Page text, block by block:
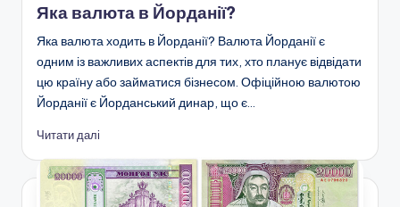
Яка валюта в Йорданії?
Яка валюта ходить в Йорданії? Валюта Йорданії є
одним із важливих аспектів для тих, хто планує відвідати
цю країну або займатися бізнесом. Офіційною валютою
Йорданії є Йорданський динар, що є…
Читати далі